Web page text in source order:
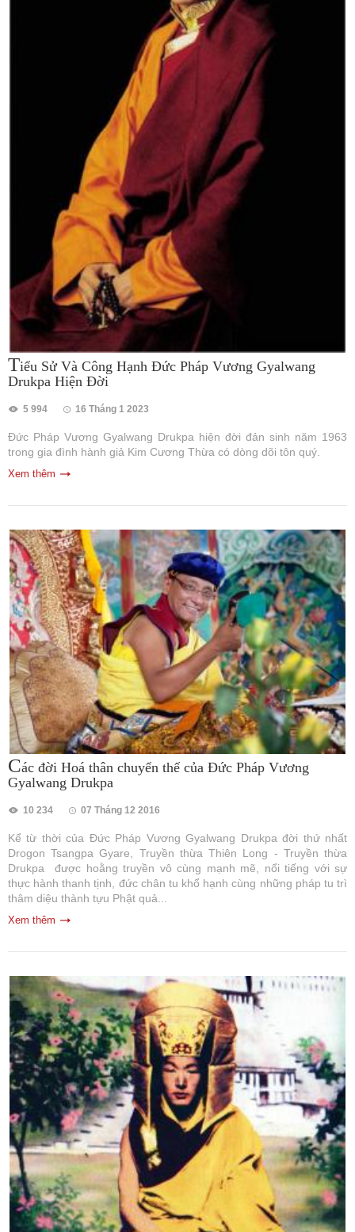
Tiểu Sử Và Công Hạnh Đức Pháp Vương Gyalwang
Drukpa Hiện Đời
5 994 16 Tháng 1 2023
Đức Pháp Vương Gyalwang Drukpa hiện đời đản sinh năm 1963
trong gia đình hành giả Kim Cương Thừa có dòng dõi tôn quý.
Xem thêm
Các đời Hoá thân chuyển thế của Đức Pháp Vương
Gyalwang Drukpa
10 234 07 Tháng 12 2016
Kể từ thời của Đức Pháp Vương Gyalwang Drukpa đời thứ nhất
Drogon Tsangpa Gyare, Truyền thừa Thiên Long - Truyền thừa
Drukpa được hoằng truyền vô cùng mạnh mẽ, nổi tiếng với sự
thực hành thanh tịnh, đức chân tu khổ hạnh cùng những pháp tu trì
thâm diệu thành tựu Phật quả...
Xem thêm